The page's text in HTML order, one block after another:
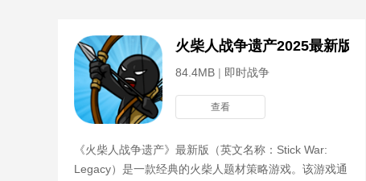
火柴人战争遗产2025最新版
84.4MB | 即时战争
查看
《火柴人战争遗产》最新版（英文名称：Stick War:
Legacy）是一款经典的火柴人题材策略游戏。该游戏通